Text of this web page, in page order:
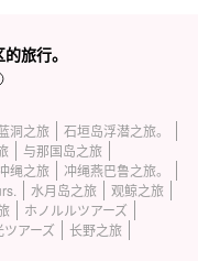
旅行。
洞之旅
石垣岛浮潜之旅。
与那国岛之旅
绳之旅
冲绳燕巴鲁之旅。
水月岛之旅
观鲸之旅
ホノルルツアーズ
アーズ
长野之旅